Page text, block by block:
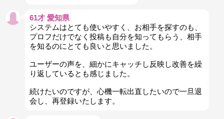
61才 愛知県
システムはとても使いやすく、お相手を探すのも、
プロフだけでなく投稿も自分を知ってもらう、相手
を知るのにとても良いと思いました。
ユーザーの声を、細かにキャッチし反映し改善を繰
り返しているとも感じました。
続けたいのですが、心機一転出直したいので一旦退
会し、再登録いたします。